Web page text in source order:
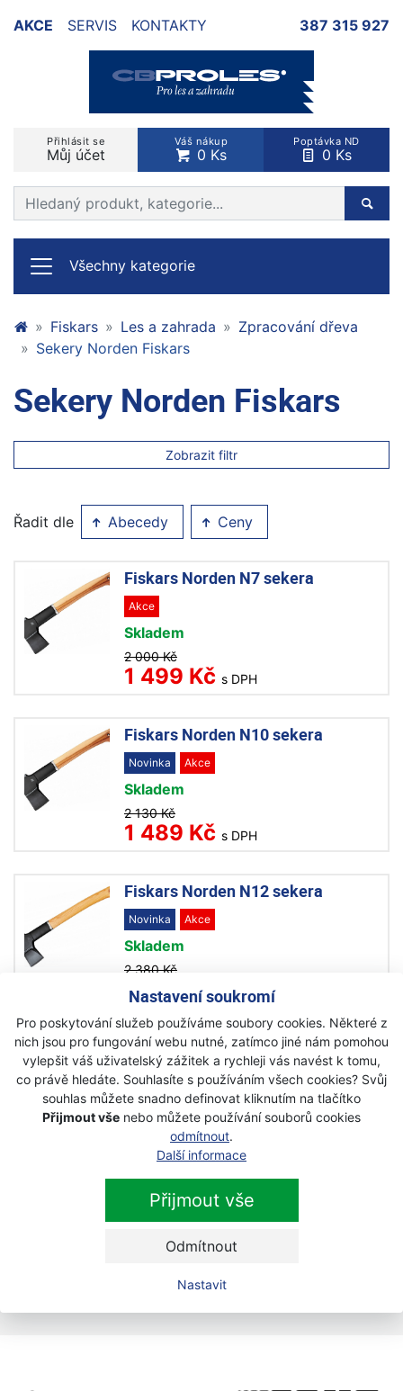
Nastavení soukromí
Pro poskytování služeb používáme soubory cookies. Některé z
nich jsou pro fungování webu nutné, zatímco jiné nám pomohou
vylepšit váš uživatelský zážitek a rychleji vás navést k tomu,
co právě hledáte. Souhlasíte s používáním všech cookies? Svůj
souhlas můžete snadno definovat kliknutím na tlačítko
Přijmout vše nebo můžete používání souborů cookies
odmítnout.
Další informace
Přijmout vše
Odmítnout
Nastavit
AKCE SERVIS KONTAKTY 387 315 927
Přihlásit se
Můj účet
Váš nákup
0 Ks
Poptávka ND
0 Ks
Prohledat web
Všechny kategorie
Fiskars Les a zahrada
Zpracování dřeva
Sekery Norden Fiskars
Sekery Norden Fiskars
Zobrazit filtr
Řadit dle Abecedy Ceny
Fiskars Norden N7 sekera
Akce
Skladem
2 000 Kč
1 499 Kč s DPH
Fiskars Norden N10 sekera
Novinka Akce
Skladem
2 130 Kč
1 489 Kč s DPH
Fiskars Norden N12 sekera
Novinka Akce
Skladem
2 380 Kč
1 699 Kč s DPH
Newsletter
Přihlaste se k odběru novinek
Zaškrtnutím souhlasím se zpracováním osobních